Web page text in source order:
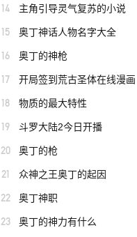
14 主角引导灵气复苏的小说
15 奥丁神话人物名字大全
16 奥丁的神枪
17 开局签到荒古圣体在线漫画
18 物质的最大特性
19 斗罗大陆2今日开播
20 奥丁的枪
21 众神之王奥丁的起因
22 奥丁神职
23 奥丁的神力有什么